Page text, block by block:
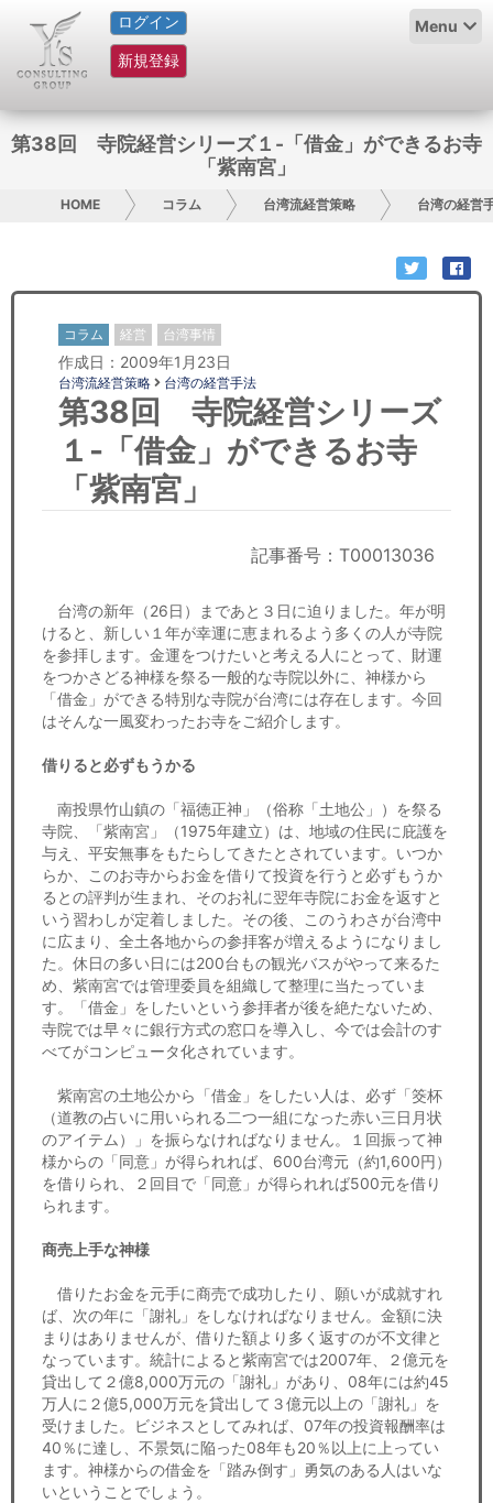
ログイン
新規登録
Menu
HOME
サービス紹介
お問い合わせ
日本人にPR
コンサルティング
リサーチ
セミナー
労務顧問
ＩＴ
飲食店情報
第38回 寺院経営シリーズ１-「借金」ができるお寺
「紫南宮」
HOME コラム 台湾流経営策略 台湾の経営
コラム 経営 台湾事情
作成日：2009年1月23日
台湾流経営策略 台湾の経営手法
第38回 寺院経営シリーズ
１-「借金」ができるお寺
「紫南宮」
記事番号：T00013036
台湾の新年（26日）まであと３日に迫りました。年が明
けると、新しい１年が幸運に恵まれるよう多くの人が寺院
を参拝します。金運をつけたいと考える人にとって、財運
をつかさどる神様を祭る一般的な寺院以外に、神様から
「借金」ができる特別な寺院が台湾には存在します。今回
はそんな一風変わったお寺をご紹介します。
借りると必ずもうかる
南投県竹山鎮の「福徳正神」（俗称「土地公」）を祭る
寺院、「紫南宮」（1975年建立）は、地域の住民に庇護を
与え、平安無事をもたらしてきたとされています。いつか
らか、このお寺からお金を借りて投資を行うと必ずもうか
るとの評判が生まれ、そのお礼に翌年寺院にお金を返すと
いう習わしが定着しました。その後、このうわさが台湾中
に広まり、全土各地からの参拝客が増えるようになりまし
た。休日の多い日には200台もの観光バスがやって来るた
め、紫南宮では管理委員を組織して整理に当たっていま
す。「借金」をしたいという参拝者が後を絶たないため、
寺院では早々に銀行方式の窓口を導入し、今では会計のす
べてがコンピュータ化されています。
紫南宮の土地公から「借金」をしたい人は、必ず「筊杯
（道教の占いに用いられる二つ一組になった赤い三日月状
のアイテム）」を振らなければなりません。１回振って神
様からの「同意」が得られれば、600台湾元（約1,600円）
を借りられ、２回目で「同意」が得られれば500元を借り
られます。
商売上手な神様
借りたお金を元手に商売で成功したり、願いが成就すれ
ば、次の年に「謝礼」をしなければなりません。金額に決
まりはありませんが、借りた額より多く返すのが不文律と
なっています。統計によると紫南宮では2007年、２億元を
貸出して２億8,000万元の「謝礼」があり、08年には約45
万人に２億5,000万元を貸出して３億元以上の「謝礼」を
受けました。ビジネスとしてみれば、07年の投資報酬率は
40％に達し、不景気に陥った08年も20％以上に上ってい
ます。神様からの借金を「踏み倒す」勇気のある人はいな
いということでしょう。